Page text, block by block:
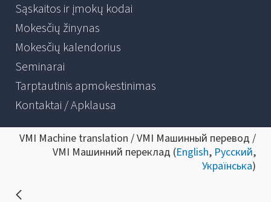
Sąskaitos ir įmokų kodai
Mokesčių žinynas
Mokesčių kalendorius
Seminarai
Tarptautinis apmokestinimas
Kontaktai / Apklausa
VMI Machine translation / VMI Машинный перевод /
VMI Машинний переклад (English, Русский,
Українська)